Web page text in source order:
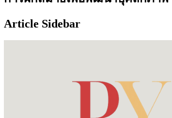
Article Sidebar